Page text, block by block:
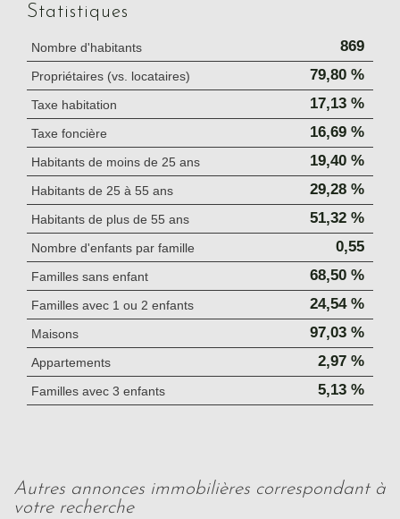
Statistiques
Nombre d'habitants 869
Propriétaires (vs. locataires) 79,80 %
Taxe habitation 17,13 %
Taxe foncière 16,69 %
Habitants de moins de 25 ans 19,40 %
Habitants de 25 à 55 ans 29,28 %
Habitants de plus de 55 ans 51,32 %
Nombre d'enfants par famille 0,55
Familles sans enfant 68,50 %
Familles avec 1 ou 2 enfants 24,54 %
Maisons 97,03 %
Appartements 2,97 %
Familles avec 3 enfants 5,13 %
autres annonces immobilières correspondant à
votre recherche